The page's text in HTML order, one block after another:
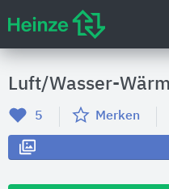
Luft/Wasser-
5 Merken